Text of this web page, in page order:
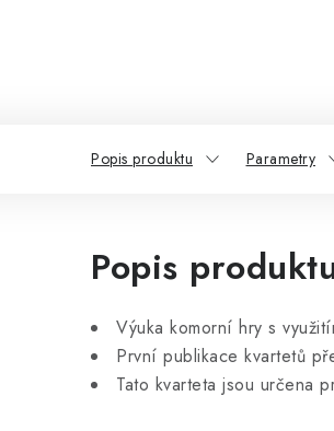
Popis produktu Parametry
Popis
Výuka komorní hry s
První publikace kvartetů
Tato kvarteta jsou určena